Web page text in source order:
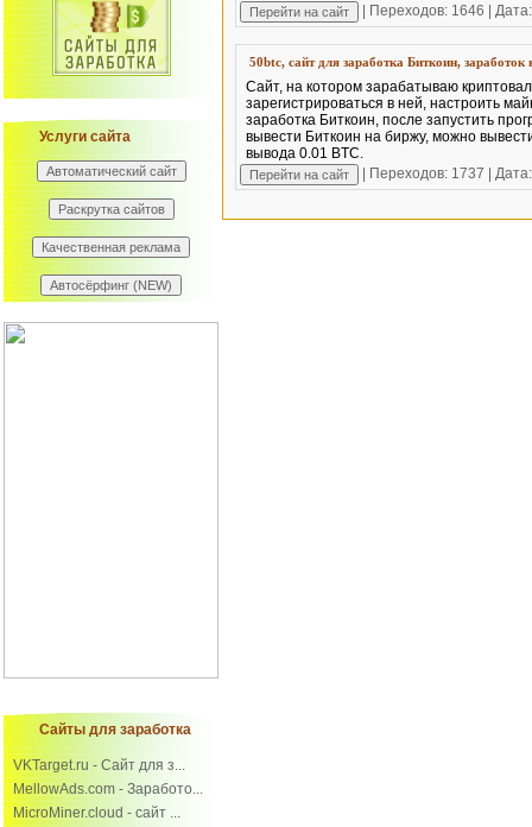
Услуги сайта
Сайты для заработка
VKTarget.ru - Сайт для з...
MellowAds.com - Заработо...
MicroMiner.cloud - сайт ...
| Переходов: 1646 |
50btc, сайт для заработка Биткоин,
Сайт, на котором зарабатываю
зарегистрироваться в ней, настроить
заработка Биткоин, после запустить
вывести Биткоин на биржу, можно
вывода 0.01 BTC.
| Переходов: 1737 |